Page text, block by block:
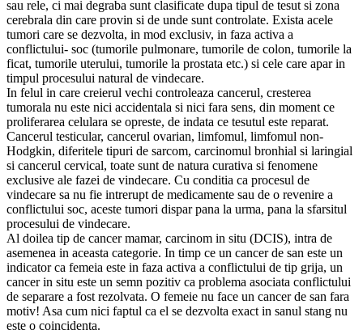
sau rele, ci mai degraba sunt clasificate dupa tipul de tesut si zona
cerebrala din care provin si de unde sunt controlate. Exista acele
tumori care se dezvolta, in mod exclusiv, in faza activa a
conflictului- soc (tumorile pulmonare, tumorile de colon, tumorile la
ficat, tumorile uterului, tumorile la prostata etc.) si cele care apar in
timpul procesului natural de vindecare.
In felul in care creierul vechi controleaza cancerul, cresterea
tumorala nu este nici accidentala si nici fara sens, din moment ce
proliferarea celulara se opreste, de indata ce tesutul este reparat.
Cancerul testicular, cancerul ovarian, limfomul, limfomul non-
Hodgkin, diferitele tipuri de sarcom, carcinomul bronhial si laringial
si cancerul cervical, toate sunt de natura curativa si fenomene
exclusive ale fazei de vindecare. Cu conditia ca procesul de
vindecare sa nu fie intrerupt de medicamente sau de o revenire a
conflictului soc, aceste tumori dispar pana la urma, pana la sfarsitul
procesului de vindecare.
Al doilea tip de cancer mamar, carcinom in situ (DCIS), intra de
asemenea in aceasta categorie. In timp ce un cancer de san este un
indicator ca femeia este in faza activa a conflictului de tip grija, un
cancer in situ este un semn pozitiv ca problema asociata conflictului
de separare a fost rezolvata. O femeie nu face un cancer de san fara
motiv! Asa cum nici faptul ca el se dezvolta exact in sanul stang nu
este o coincidenta.